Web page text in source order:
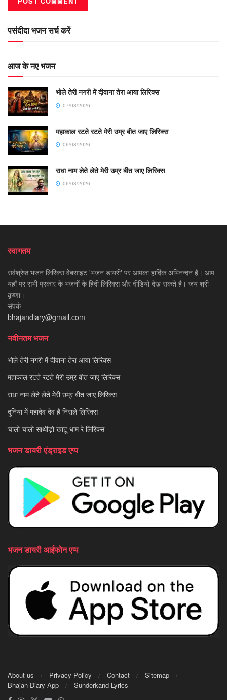
पसंदीदा भजन सर्च करें
आज के नए भजन
भोले तेरी नगरी में दीवाना तेरा आया लिरिक्स
07/08/2026
महाकाल रटते रटते मेरी उम्र बीत जाए लिरिक्स
06/08/2026
राधा नाम लेते लेते मेरी उम्र बीत जाए लिरिक्स
06/08/2026
स्वागतम
सर्वश्रेष्ठ भजन लिरिक्स वेबसाइट 'भजन डायरी' पर आपका हार्दिक अभिनन्दन है। आप
यहाँ पर सभी प्रकार के भजनों के हिंदी लिरिक्स और वीडियो देख सकते है। जय श्री
कृष्णा।
संपर्क -
bhajandiary@gmail.com
नवीनतम भजन
भोले तेरी नगरी में दीवाना तेरा आया लिरिक्स
महाकाल रटते रटते मेरी उम्र बीत जाए लिरिक्स
राधा नाम लेते लेते मेरी उम्र बीत जाए लिरिक्स
दुनिया में महादेव देव है निराले लिरिक्स
चालो चालो साथीड़ो खाटू धाम रे लिरिक्स
भजन डायरी एंड्राइड एप्प
भजन डायरी आईफोन एप्प
About us Privacy Policy Contact
Sitemap
Bhajan Diary App
Sunderkand Lyrics